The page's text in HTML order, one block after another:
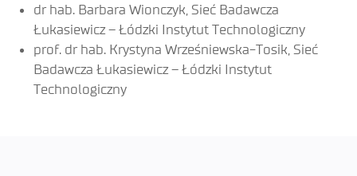
dr hab. Barbara Wionczyk, Sieć Badawcza
Łukasiewicz – Łódzki Instytut Technologiczny
prof. dr hab. Krystyna Wrześniewska-Tosik, Sieć
Badawcza Łukasiewicz – Łódzki Instytut
Technologiczny